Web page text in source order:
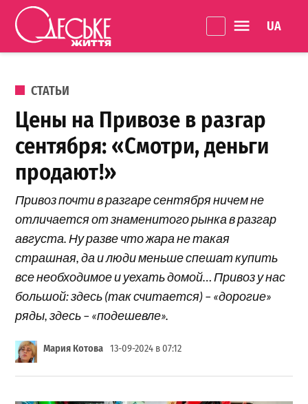
Перейти к содержанию
життя
ОПУБЛИКОВАНО В
СТАТЬИ
Цены на Привозе в разгар
сентября: «Смотри, деньги
продают!»
Привоз почти в разгаре сентября ничем не
отличается от знаменитого рынка в разгар
августа. Ну разве что жара не такая
страшная, да и люди меньше спешат купить
все необходимое и уехать домой… Привоз у нас
большой: здесь (так считается) – «дорогие»
ряды, здесь – «подешевле».
Мария Котова 13-09-2024 в 07:12